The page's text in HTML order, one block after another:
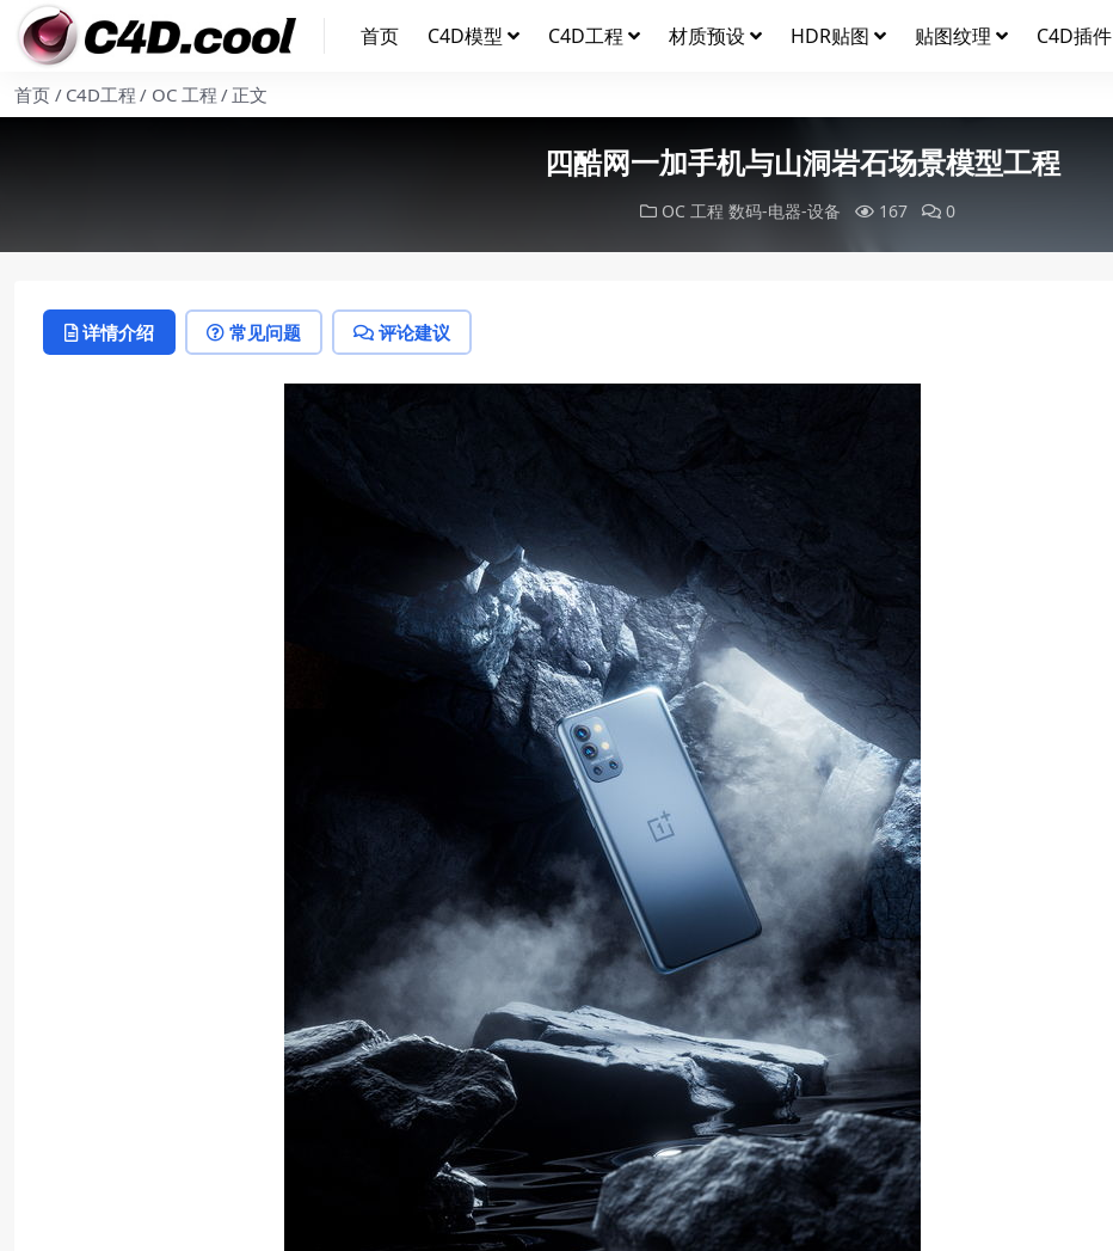
首页 C4D模型 C4D工程 材质预设 HDR贴图 贴图纹理 C4D插件
首页 C4D工程 OC 工程 正文
四酷网一加手机与山洞岩石场景模型工程
OC 工程 数码-电器-设备 167 0
详情介绍 常见问题 评论建议